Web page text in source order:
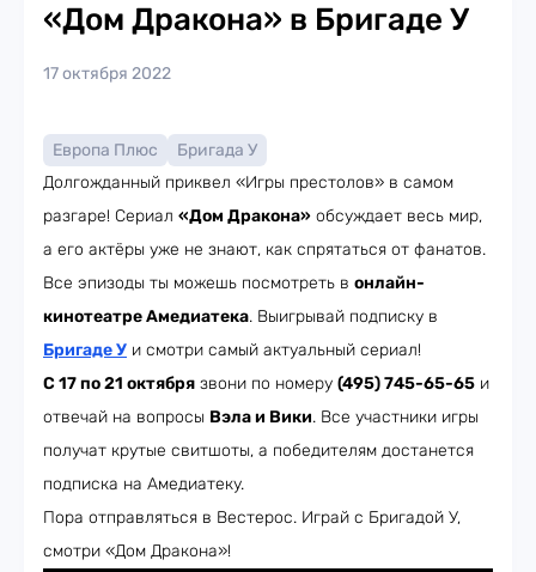
«Дом Дракона» в Бригаде У
17 октября 2022
Европа Плюс
Бригада У
Долгожданный приквел «Игры престолов» в самом
разгаре! Сериал «Дом Дракона» обсуждает весь мир,
а его актёры уже не знают, как спрятаться от фанатов.
Все эпизоды ты можешь посмотреть в онлайн-
кинотеатре Амедиатека. Выигрывай подписку в
Бригаде У и смотри самый актуальный сериал!
С 17 по 21 октября звони по номеру (495) 745-65-65 и
отвечай на вопросы Вэла и Вики. Все участники игры
получат крутые свитшоты, а победителям достанется
подписка на Амедиатеку.
Пора отправляться в Вестерос. Играй с Бригадой У,
смотри «Дом Дракона»!